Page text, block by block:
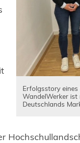
Erfolgsstory
WandelWerker
Deutschlands